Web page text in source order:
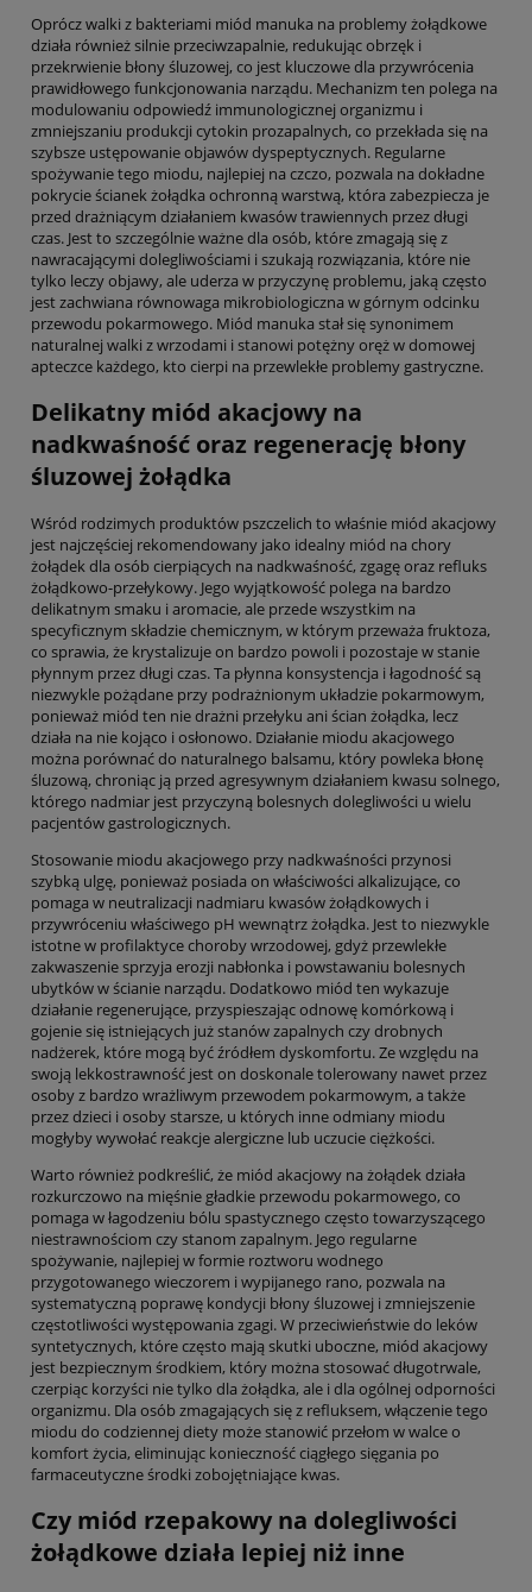
Oprócz walki z bakteriami miód manuka na problemy żołądkowe
działa również silnie przeciwzapalnie, redukując obrzęk i
przekrwienie błony śluzowej, co jest kluczowe dla przywrócenia
prawidłowego funkcjonowania narządu. Mechanizm ten polega na
modulowaniu odpowiedź immunologicznej organizmu i
zmniejszaniu produkcji cytokin prozapalnych, co przekłada się na
szybsze ustępowanie objawów dyspeptycznych. Regularne
spożywanie tego miodu, najlepiej na czczo, pozwala na dokładne
pokrycie ścianek żołądka ochronną warstwą, która zabezpiecza je
przed drażniącym działaniem kwasów trawiennych przez długi
czas. Jest to szczególnie ważne dla osób, które zmagają się z
nawracającymi dolegliwościami i szukają rozwiązania, które nie
tylko leczy objawy, ale uderza w przyczynę problemu, jaką często
jest zachwiana równowaga mikrobiologiczna w górnym odcinku
przewodu pokarmowego. Miód manuka stał się synonimem
naturalnej walki z wrzodami i stanowi potężny oręż w domowej
apteczce każdego, kto cierpi na przewlekłe problemy gastryczne.
Delikatny miód akacjowy na
nadkwaśność oraz regenerację błony
śluzowej żołądka
Wśród rodzimych produktów pszczelich to właśnie miód akacjowy
jest najczęściej rekomendowany jako idealny miód na chory
żołądek dla osób cierpiących na nadkwaśność, zgagę oraz refluks
żołądkowo-przełykowy. Jego wyjątkowość polega na bardzo
delikatnym smaku i aromacie, ale przede wszystkim na
specyficznym składzie chemicznym, w którym przeważa fruktoza,
co sprawia, że krystalizuje on bardzo powoli i pozostaje w stanie
płynnym przez długi czas. Ta płynna konsystencja i łagodność są
niezwykle pożądane przy podrażnionym układzie pokarmowym,
ponieważ miód ten nie drażni przełyku ani ścian żołądka, lecz
działa na nie kojąco i osłonowo. Działanie miodu akacjowego
można porównać do naturalnego balsamu, który powleka błonę
śluzową, chroniąc ją przed agresywnym działaniem kwasu solnego,
którego nadmiar jest przyczyną bolesnych dolegliwości u wielu
pacjentów gastrologicznych.
Stosowanie miodu akacjowego przy nadkwaśności przynosi
szybką ulgę, ponieważ posiada on właściwości alkalizujące, co
pomaga w neutralizacji nadmiaru kwasów żołądkowych i
przywróceniu właściwego pH wewnątrz żołądka. Jest to niezwykle
istotne w profilaktyce choroby wrzodowej, gdyż przewlekłe
zakwaszenie sprzyja erozji nabłonka i powstawaniu bolesnych
ubytków w ścianie narządu. Dodatkowo miód ten wykazuje
działanie regenerujące, przyspieszając odnowę komórkową i
gojenie się istniejących już stanów zapalnych czy drobnych
nadżerek, które mogą być źródłem dyskomfortu. Ze względu na
swoją lekkostrawność jest on doskonale tolerowany nawet przez
osoby z bardzo wrażliwym przewodem pokarmowym, a także
przez dzieci i osoby starsze, u których inne odmiany miodu
mogłyby wywołać reakcje alergiczne lub uczucie ciężkości.
Warto również podkreślić, że miód akacjowy na żołądek działa
rozkurczowo na mięśnie gładkie przewodu pokarmowego, co
pomaga w łagodzeniu bólu spastycznego często towarzyszącego
niestrawnościom czy stanom zapalnym. Jego regularne
spożywanie, najlepiej w formie roztworu wodnego
przygotowanego wieczorem i wypijanego rano, pozwala na
systematyczną poprawę kondycji błony śluzowej i zmniejszenie
częstotliwości występowania zgagi. W przeciwieństwie do leków
syntetycznych, które często mają skutki uboczne, miód akacjowy
jest bezpiecznym środkiem, który można stosować długotrwale,
czerpiąc korzyści nie tylko dla żołądka, ale i dla ogólnej odporności
organizmu. Dla osób zmagających się z refluksem, włączenie tego
miodu do codziennej diety może stanowić przełom w walce o
komfort życia, eliminując konieczność ciągłego sięgania po
farmaceutyczne środki zobojętniające kwas.
Czy miód rzepakowy na dolegliwości
żołądkowe działa lepiej niż inne